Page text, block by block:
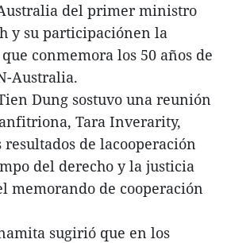
del primer ministro
y su participaciónen la
conmemora los 50 años de
Australia.
Dung sostuvo una reunión
Tara Inverarity,
resultados de lacooperación
del derecho y la justicia
memorando de cooperación
sugirió que en los